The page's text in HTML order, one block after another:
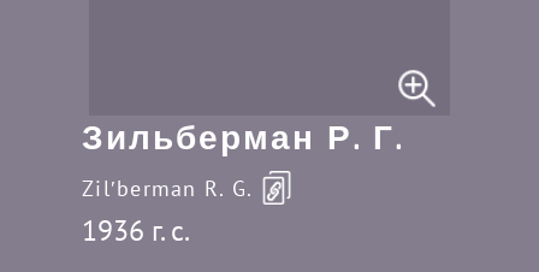
Зильберман Р. Г.
Zilʹberman R. G.
1936 г. c.